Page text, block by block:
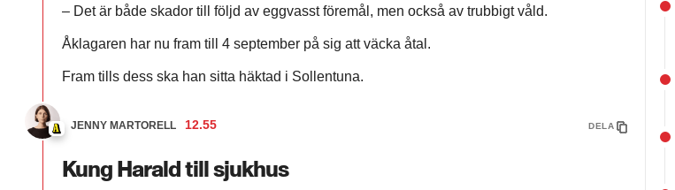
– Det är både skador till följd av eggvasst föremål, men också av trubbigt våld.
Åklagaren har nu fram till 4 september på sig att väcka åtal.
Fram tills dess ska han sitta häktad i Sollentuna.
JENNY MARTORELL 12.55 DELA
Kung Harald till sjukhus